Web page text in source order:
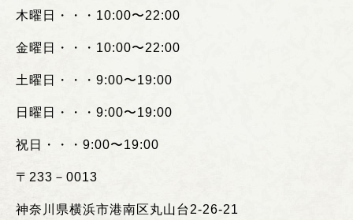
木曜日・・・ 10:00〜22:00
金曜日・・・ 10:00〜22:00
土曜日・・・ 9:00〜19:00
日曜日・・・ 9:00〜19:00
祝日・・・ 9:00〜19:00
〒 233 － 0013
神奈川県横浜市港南区丸山台 2-26-21